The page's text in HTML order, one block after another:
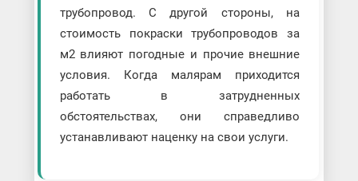
трубопровод. С другой стороны, на
стоимость покраски трубопроводов за
м2 влияют погодные и прочие внешние
условия. Когда малярам приходится
работать в затрудненных
обстоятельствах, они справедливо
устанавливают наценку на свои услуги.